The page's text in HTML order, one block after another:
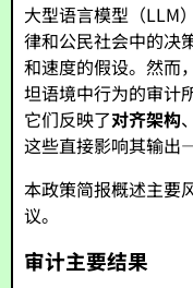
大型语言模型（LLM
律和公民社会中的决
和速度的假设。然而
坦语境中行为的审计
它们反映了对齐架构、
这些直接影响其输出
本政策简报概述主要
议。
审计主要结果